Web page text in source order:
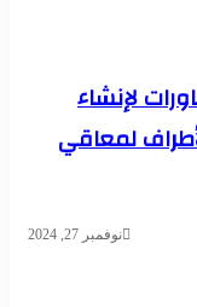
لإنشاء
لمعاقي
نوفمبر 27, 2024